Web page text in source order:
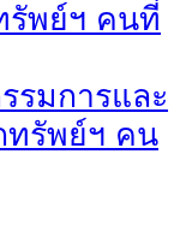
รัพย์ฯ คนที่
รมการและ
ทรัพย์ฯ คน